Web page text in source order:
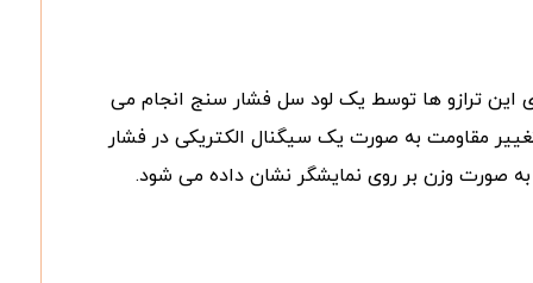
این ترازو ها توسط یک لود سل فشار سنج انجام می
مقاومت به صورت یک سیگنال الکتریکی در فشار
صورت وزن بر روی نمایشگر نشان داده می شود.